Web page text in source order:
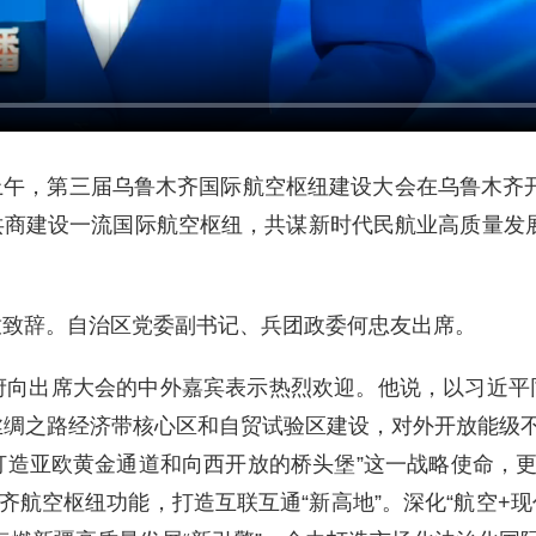
，第三届乌鲁木齐国际航空枢纽建设大会在乌鲁木
建设一流国际航空枢纽，共谋新时代民航业高质量
辞。自治区党委副书记、兵团政委何忠友出席。
出席大会的中外嘉宾表示热烈欢迎。他说，以习近
之路经济带核心区和自贸试验区建设，对外开放能
亚欧黄金通道和向西开放的桥头堡”这一战略使命
空枢纽功能，打造互联互通“新高地”。深化“航空+